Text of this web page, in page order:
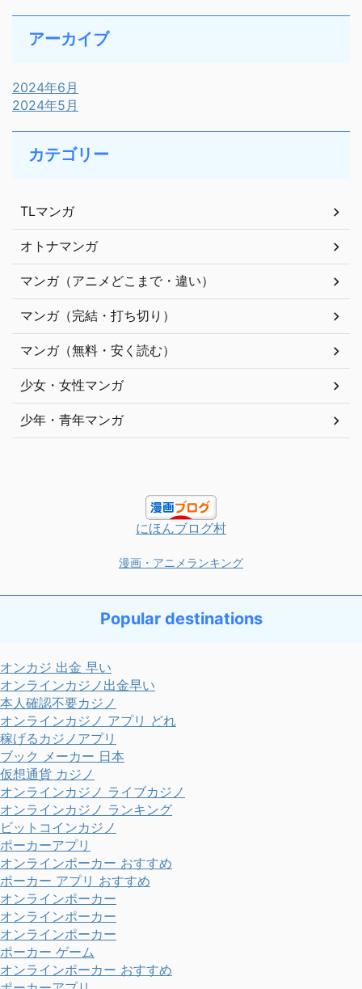
アーカイブ
2024年6月
2024年5月
カテゴリー
TLマンガ
オトナマンガ
マンガ（アニメどこまで・違い）
マンガ（完結・打ち切り）
マンガ（無料・安く読む）
少女・女性マンガ
少年・青年マンガ
にほんブログ村
漫画・アニメランキング
Popular destinations
オンカジ 出金 早い
オンラインカジノ出金早い
本人確認不要カジノ
オンラインカジノ アプリ どれ
稼げるカジノアプリ
ブック メーカー 日本
仮想通貨 カジノ
オンラインカジノ ライブカジノ
オンラインカジノ ランキング
ビットコインカジノ
ポーカーアプリ
オンラインポーカー おすすめ
ポーカー アプリ おすすめ
オンラインポーカー
オンラインポーカー
オンラインポーカー
ポーカー ゲーム
オンラインポーカー おすすめ